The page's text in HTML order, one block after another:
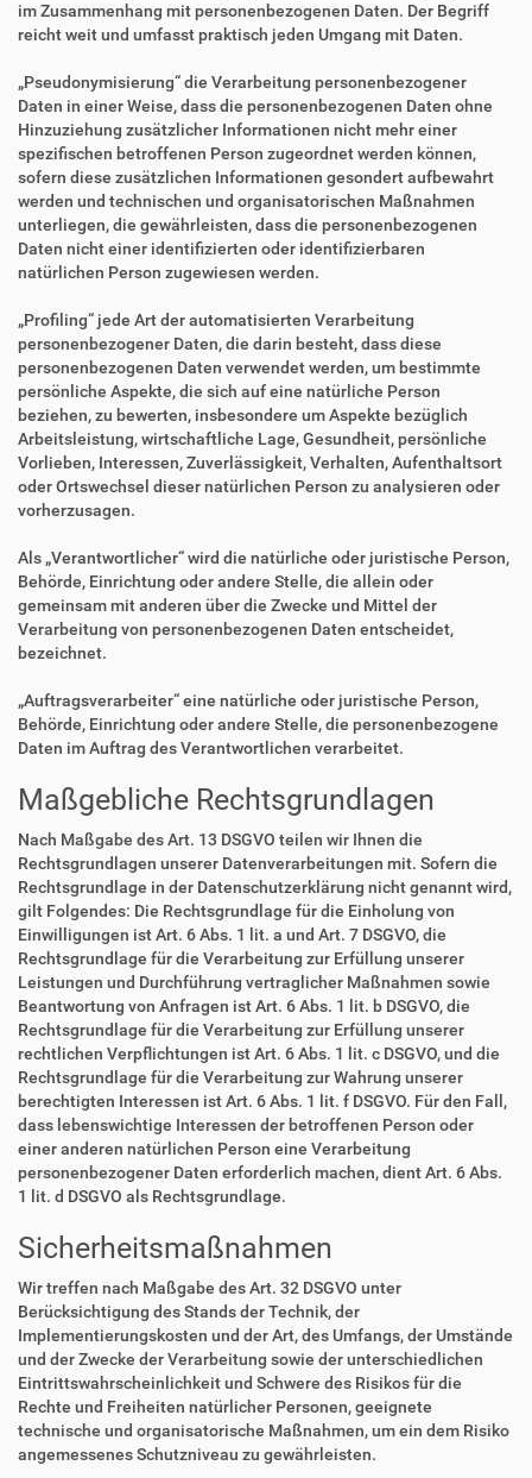
im Zusammenhang mit personenbezogenen Daten. Der Begriff
reicht weit und umfasst praktisch jeden Umgang mit Daten.
„Pseudonymisierung“ die Verarbeitung personenbezogener
Daten in einer Weise, dass die personenbezogenen Daten ohne
Hinzuziehung zusätzlicher Informationen nicht mehr einer
spezifischen betroffenen Person zugeordnet werden können,
sofern diese zusätzlichen Informationen gesondert aufbewahrt
werden und technischen und organisatorischen Maßnahmen
unterliegen, die gewährleisten, dass die personenbezogenen
Daten nicht einer identifizierten oder identifizierbaren
natürlichen Person zugewiesen werden.
„Profiling“ jede Art der automatisierten Verarbeitung
personenbezogener Daten, die darin besteht, dass diese
personenbezogenen Daten verwendet werden, um bestimmte
persönliche Aspekte, die sich auf eine natürliche Person
beziehen, zu bewerten, insbesondere um Aspekte bezüglich
Arbeitsleistung, wirtschaftliche Lage, Gesundheit, persönliche
Vorlieben, Interessen, Zuverlässigkeit, Verhalten, Aufenthaltsort
oder Ortswechsel dieser natürlichen Person zu analysieren oder
vorherzusagen.
Als „Verantwortlicher“ wird die natürliche oder juristische Person,
Behörde, Einrichtung oder andere Stelle, die allein oder
gemeinsam mit anderen über die Zwecke und Mittel der
Verarbeitung von personenbezogenen Daten entscheidet,
bezeichnet.
„Auftragsverarbeiter“ eine natürliche oder juristische Person,
Behörde, Einrichtung oder andere Stelle, die personenbezogene
Daten im Auftrag des Verantwortlichen verarbeitet.
Maßgebliche Rechtsgrundlagen
Nach Maßgabe des Art. 13 DSGVO teilen wir Ihnen die
Rechtsgrundlagen unserer Datenverarbeitungen mit. Sofern die
Rechtsgrundlage in der Datenschutzerklärung nicht genannt wird,
gilt Folgendes: Die Rechtsgrundlage für die Einholung von
Einwilligungen ist Art. 6 Abs. 1 lit. a und Art. 7 DSGVO, die
Rechtsgrundlage für die Verarbeitung zur Erfüllung unserer
Leistungen und Durchführung vertraglicher Maßnahmen sowie
Beantwortung von Anfragen ist Art. 6 Abs. 1 lit. b DSGVO, die
Rechtsgrundlage für die Verarbeitung zur Erfüllung unserer
rechtlichen Verpflichtungen ist Art. 6 Abs. 1 lit. c DSGVO, und die
Rechtsgrundlage für die Verarbeitung zur Wahrung unserer
berechtigten Interessen ist Art. 6 Abs. 1 lit. f DSGVO. Für den Fall,
dass lebenswichtige Interessen der betroffenen Person oder
einer anderen natürlichen Person eine Verarbeitung
personenbezogener Daten erforderlich machen, dient Art. 6 Abs.
1 lit. d DSGVO als Rechtsgrundlage.
Sicherheitsmaßnahmen
Wir treffen nach Maßgabe des Art. 32 DSGVO unter
Berücksichtigung des Stands der Technik, der
Implementierungskosten und der Art, des Umfangs, der Umstände
und der Zwecke der Verarbeitung sowie der unterschiedlichen
Eintrittswahrscheinlichkeit und Schwere des Risikos für die
Rechte und Freiheiten natürlicher Personen, geeignete
technische und organisatorische Maßnahmen, um ein dem Risiko
angemessenes Schutzniveau zu gewährleisten.